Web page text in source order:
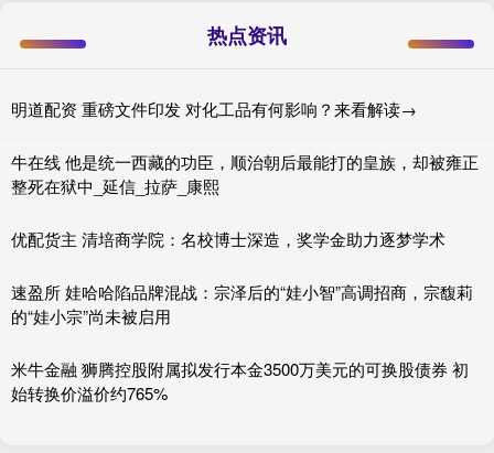
热点资讯
明道配资 重磅文件印发 对化工品有何影响？来看解读→
牛在线 他是统一西藏的功臣，顺治朝后最能打的皇族，却被雍正
整死在狱中_延信_拉萨_康熙
优配货主 清培商学院：名校博士深造，奖学金助力逐梦学术
速盈所 娃哈哈陷品牌混战：宗泽后的“娃小智”高调招商，宗馥莉
的“娃小宗”尚未被启用
米牛金融 狮腾控股附属拟发行本金3500万美元的可换股债券 初
始转换价溢价约765%